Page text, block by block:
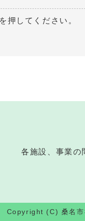
押してください。
各施設、事業の
Copyright (C) 桑名